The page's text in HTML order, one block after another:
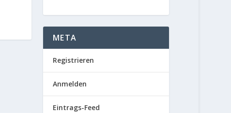
META
Registrieren
Anmelden
Eintrags-Feed